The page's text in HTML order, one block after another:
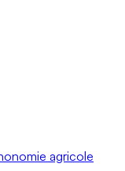
agricole